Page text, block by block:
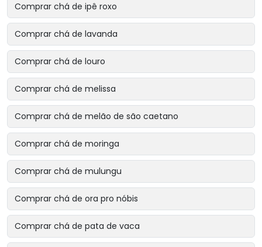
Comprar chá de ipê roxo
Comprar chá de lavanda
Comprar chá de louro
Comprar chá de melissa
Comprar chá de melão de são caetano
Comprar chá de moringa
Comprar chá de mulungu
Comprar chá de ora pro nóbis
Comprar chá de pata de vaca